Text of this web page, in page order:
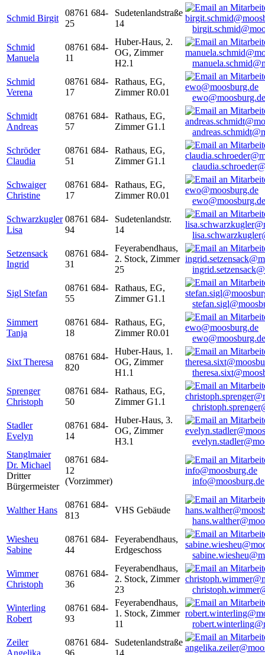
Schmid Birgit
08761 684-
25
Sudetenlandstraße
14
Schmid
Manuela
08761 684-
11
Huber-Haus, 2.
OG, Zimmer
H2.1
Schmid
Verena
08761 684-
17
Rathaus, EG,
Zimmer R0.01
ewo@moosburg.de
Schmidt
Andreas
08761 684-
57
Rathaus, EG,
Zimmer G1.1
Schröder
Claudia
08761 684-
51
Rathaus, EG,
Zimmer G1.1
Schwaiger
Christine
08761 684-
17
Rathaus, EG,
Zimmer R0.01
ewo@moosburg.de
Schwarzkugler
Lisa
08761 684-
94
Sudetenlandstr.
14
Setzensack
Ingrid
08761 684-
31
Feyerabendhaus,
2. Stock, Zimmer
25
Sigl Stefan
08761 684-
55
Rathaus, EG,
Zimmer G1.1
Simmert
Tanja
08761 684-
18
Rathaus, EG,
Zimmer R0.01
ewo@moosburg.de
Sixt Theresa
08761 684-
820
Huber-Haus, 1.
OG, Zimmer
H1.1
Sprenger
Christoph
08761 684-
50
Rathaus, EG,
Zimmer G1.1
Stadler
Evelyn
08761 684-
14
Huber-Haus, 3.
OG, Zimmer
H3.1
Stanglmaier
Dr. Michael
Dritter
Bürgermeister
08761 684-
12
(Vorzimmer)
info@moosburg.de
Walther Hans
08761 684-
813
VHS Gebäude
Wiesheu
Sabine
08761 684-
44
Feyerabendhaus,
Erdgeschoss
Wimmer
Christoph
08761 684-
36
Feyerabendhaus,
2. Stock, Zimmer
23
Winterling
Robert
08761 684-
93
Feyerabendhaus,
1. Stock, Zimmer
11
Zeiler
Angelika
08761 684-
96
Sudetenlandstraße
14